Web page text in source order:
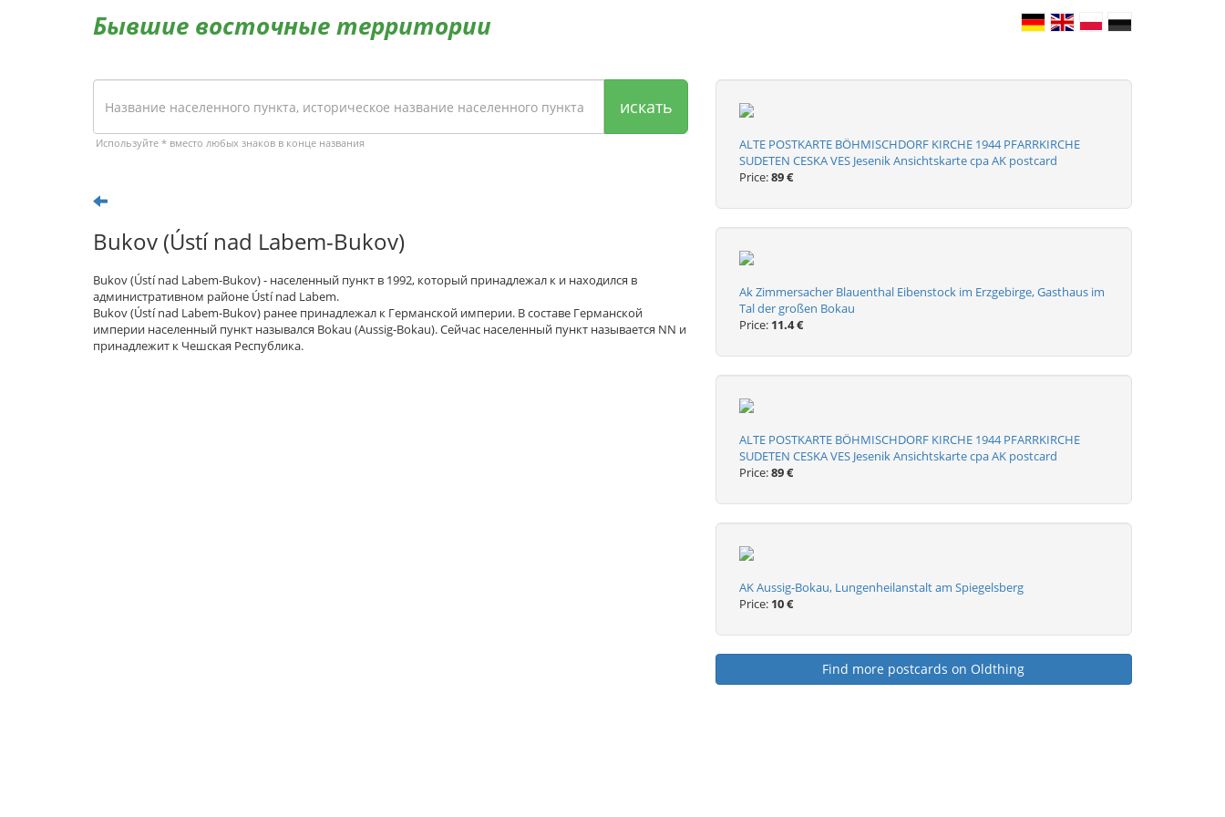
Бывшие восточные территории
искать
Используйте * вместо любых знаков в конце названия
Bukov (Ústí nad Labem-Bukov)
Bukov (Ústí nad Labem-Bukov) - населенный пункт в 1992, который принадлежал к и находился в
административном районе Ústí nad Labem.
Bukov (Ústí nad Labem-Bukov) ранее принадлежал к Германской империи. В составе Германской
империи населенный пункт назывался Bokau (Aussig-Bokau). Сейчас населенный пункт называется NN и
принадлежит к Чешская Республика.
ALTE POSTKARTE BÖHMISCHDORF KIRCHE 1944 PFARRKIRCHE
SUDETEN CESKA VES Jesenik Ansichtskarte cpa AK postcard
Price:89 €
Ak Zimmersacher Blauenthal Eibenstock im Erzgebirge, Gasthaus im
Tal der großen Bokau
Price: 11.4 €
ALTE POSTKARTE BÖHMISCHDORF KIRCHE 1944 PFARRKIRCHE
SUDETEN CESKA VES Jesenik Ansichtskarte cpa AK postcard
Price:89 €
AK Aussig-Bokau, Lungenheilanstalt am Spiegelsberg
Price: 10 €
Find more postcards on Oldthing